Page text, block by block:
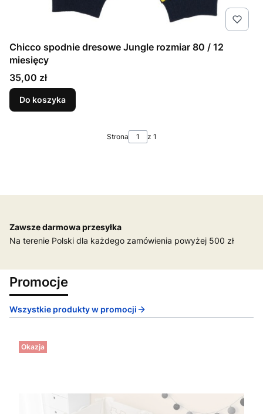
Chicco spodnie dresowe Jungle rozmiar 80 / 12
miesięcy
Cena
35,00 zł
Do koszyka
Strona z 1
Zawsze darmowa przesyłka
Na terenie Polski dla każdego zamówienia powyżej 500 zł
Promocje
Wszystkie produkty w promocji
Okazja